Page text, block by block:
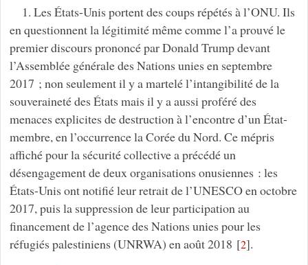
1. Les États-Unis portent des coups répétés à l’ONU. Ils
en questionnent la légitimité même comme l’a prouvé le
premier discours prononcé par Donald Trump devant
l’Assemblée générale des Nations unies en septembre
2017 ; non seulement il y a martelé l’intangibilité de la
souveraineté des États mais il y a aussi proféré des
menaces explicites de destruction à l’encontre d’un État-
membre, en l’occurrence la Corée du Nord. Ce mépris
affiché pour la sécurité collective a précédé un
désengagement de deux organisations onusiennes : les
États-Unis ont notifié leur retrait de l’UNESCO en octobre
2017, puis la suppression de leur participation au
financement de l’agence des Nations unies pour les
réfugiés palestiniens (UNRWA) en août 2018 [2].